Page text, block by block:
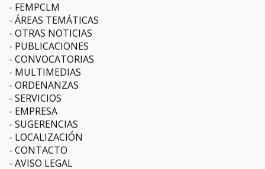
FEMPCLM
ÁREAS TEMÁTICAS
OTRAS NOTICIAS
PUBLICACIONES
CONVOCATORIAS
MULTIMEDIAS
ORDENANZAS
SERVICIOS
EMPRESA
SUGERENCIAS
LOCALIZACIÓN
CONTACTO
AVISO LEGAL